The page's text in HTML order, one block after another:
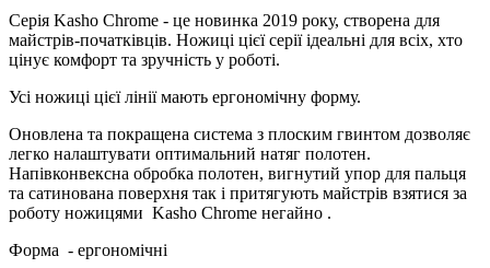
Серія Kasho Chrome - це новинка 2019 року, створена для
майстрів-початківців. Ножиці цієї серії ідеальні для всіх, хто
цінує комфорт та зручність у роботі.
Усі ножиці цієї лінії мають ергономічну форму.
Оновлена ​​та покращена система з плоским гвинтом дозволяє
легко налаштувати оптимальний натяг полотен.
Напівконвексна обробка полотен, вигнутий упор для пальця
та сатинована поверхня так і притягують майстрів взятися за
роботу ножицями Kasho Chrome негайно .
Форма - ергономічні